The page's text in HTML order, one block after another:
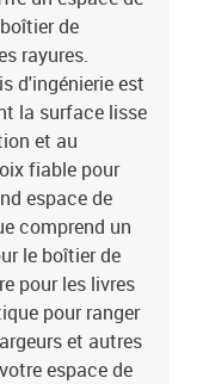
de
rayures.
d'ingénierie est
la surface lisse
et au
fiable pour
espace de
comprend un
le boîtier de
pour les livres
pour ranger
et autres
espace de